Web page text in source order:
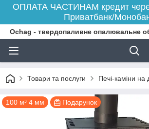
ОПЛАТА ЧАСТИНАМ кредит
Приватбанк/
Ochag - твердопаливне опалювальне
Товари та послуги Печі-каміни на
100 м³ 4 мм Подарунок